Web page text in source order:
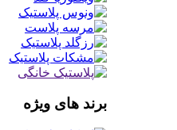
برند های ویژه